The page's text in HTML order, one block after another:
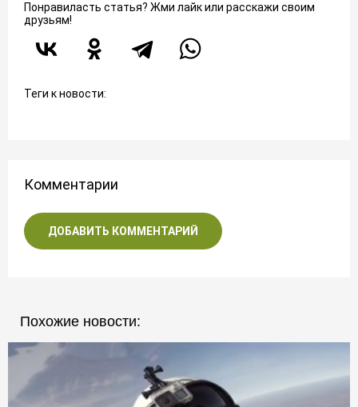
Понравиласть статья? Жми лайк или расскажи своим
друзьям!
Теги к новости:
Комментарии
ДОБАВИТЬ КОММЕНТАРИЙ
Похожие новости: